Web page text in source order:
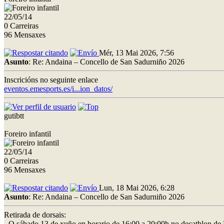
22/05/14
0 Carreiras
96 Mensaxes
Mér, 13 Mai 2026, 7:56
Asunto: Re: Andaina – Concello de San Sadurniño 2026
Inscricións no seguinte enlace
eventos.emesports.es/i...ion_datos/
gutibtt
Foreiro infantil
22/05/14
0 Carreiras
96 Mensaxes
Lun, 18 Mai 2026, 6:28
Asunto: Re: Andaina – Concello de San Sadurniño 2026
Retirada de dorsais: